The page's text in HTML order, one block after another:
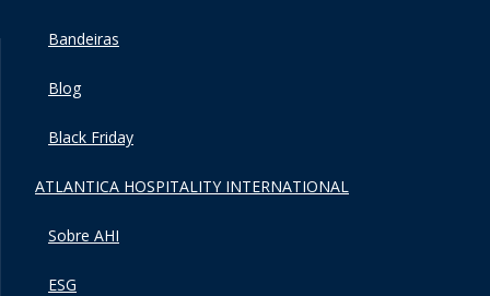
Bandeiras
Blog
Black Friday
ATLANTICA HOSPITALITY INTERNATIONAL
Sobre AHI
ESG